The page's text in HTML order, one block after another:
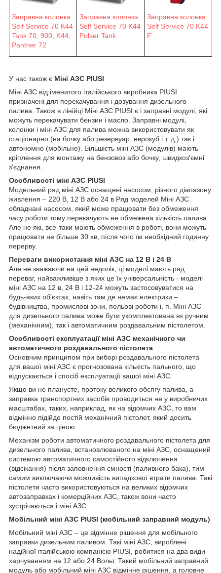
Заправна колонка
Self Service 70 K44
Tank 70, 900, K44,
Panther 72
Заправна колонка
Self Service 70 K44
Pulser Tank
Заправна колонка
Self Service 70 K44
F
У нас також є Міні АЗС PIUSI
Міні АЗС від іменитого італійського виробника PIUSI
призначені для перекачування і дозування дизельного
палива. Також в лінійці Міні АЗС PIUSI є і заправні модулі, які
можуть перекачувати бензин і масло. Заправні модулі,
колонки і міні АЗС для палива можна використовувати як
стаціонарно (на бочку або резервуар, еврокуб і т. д.) так і
автономно (мобільно). Більшість міні АЗС (модулів) мають
кріплення для монтажу на бензовоз або бочку, швидкоз'ємні
з'єднання.
Особливості міні АЗС PIUSI
Модельний ряд міні АЗС оснащені насосом, різного діапазону
живлення – 220 В, 12 В або 24 в Ряд моделей Міні АЗС
обладнані насосом, який може працювати без обмеження
часу роботи тому перекачують не обмежена кількість палива.
Але не які, все-таки мають обмеження в роботі, вони можуть
працювати не більше 30 хв, після чого їм необхідний годинну
перерву.
Переваги використання міні АЗС на 12 В і 24 В
Але не зважаючи на цей недолік, ці моделі мають ряд
переваг, найважливіше з яких це їх універсальність - моделі
міні АЗС на 12 в, 24 В і 12-24 можуть застосовуватися на
будь-яких об'єктах, навіть там де немає електрики –
будівництва, промислові зони, польові роботи і. п. Міні АЗС
для дизельного палива може бути укомплектована як ручним
(механічним), так і автоматичним роздавальним пістолетом.
Особливості експлуатації міні АЗС механічного чи
автоматичного роздавального пістолета
Основним принципом при виборі роздавального пістолета
для вашої міні АЗС є прогнозована кількість пального, що
відпускається і спосіб експлуатації вашої міні АЗС.
Якщо ви не плануєте, протоку великого обсягу палива, а
заправка транспортних засобів проводиться не у виробничих
масштабах, таких, наприклад, як на відомчих АЗС, то вам
відмінно підійде постій механічний пістолет, який досить
бюджетний за ціною.
Механізм роботи автоматичного роздавального пістолета для
дизельного палива, встановлюваного на міні АЗС, оснащений
системою автоматичного самостійного відключення
(відсікання) після заповнення ємності (паливного бака), тим
самим виключаючи можливість випадкової втрати палива. Такі
пістолети часто використовуються на великих відомчих
автозаправках і комерційних АЗС, також вони часто
зустрічаються і міні АЗС.
Мобільний міні АЗС PIUSI (мобільний заправний модуль)
Мобільний міні АЗС – це відмінне рішення для мобільного
заправки дизельним паливом. Такі міні АЗС, вироблені
надійної італійською компанією PIUSI, робитися на два види -
харчуванням на 12 або 24 Вольт. Такий мобільний заправний
модуль або мобільний міні АЗС відмінне рішення, а головне